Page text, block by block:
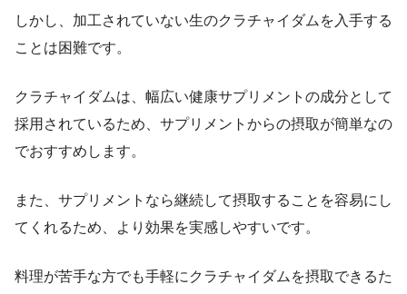
しかし、加工されていない生のクラチャイダムを入手する
ことは困難です。
クラチャイダムは、幅広い健康サプリメントの成分として
採用されているため、サプリメントからの摂取が簡単なの
でおすすめします。
また、サプリメントなら継続して摂取することを容易にし
てくれるため、より効果を実感しやすいです。
料理が苦手な方でも手軽にクラチャイダムを摂取できるた